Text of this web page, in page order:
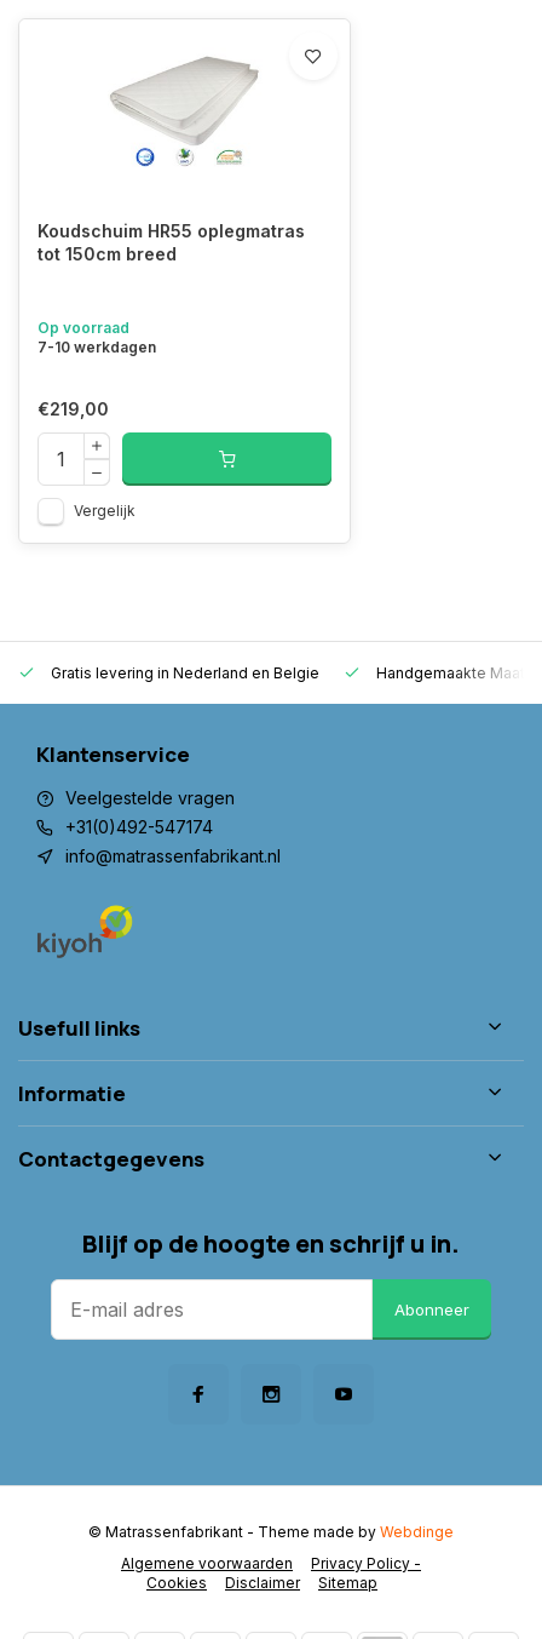
Koudschuim HR55 oplegmatras
tot 150cm breed
Op voorraad
7-10 werkdagen
€219,00
Vergelijk
Gratis levering in Nederland en Belgie Handgemaakte
Klantenservice
Veelgestelde vragen
+31(0)492-547174
info@matrassenfabrikant.nl
Usefull links
Informatie
Contactgegevens
Blijf op de hoogte en schrijf u in.
Abonneer
Algemene voorwaarden
Privacy Policy -
Cookies
Disclaimer Sitemap
© Matrassenfabrikant - Theme made by Webdinge